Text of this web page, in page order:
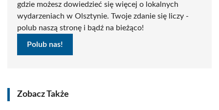
gdzie możesz dowiedzieć się więcej o lokalnych
wydarzeniach w Olsztynie. Twoje zdanie się liczy -
polub naszą stronę i bądź na bieżąco!
Polub nas!
Zobacz Także